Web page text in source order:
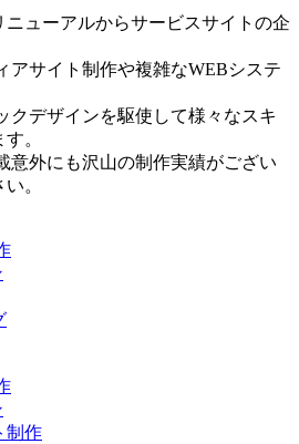
ニューアルからサービスサイトの企
アサイト制作や複雑なWEBシステ
クデザインを駆使して様々なスキ
。
意外にも沢山の制作実績がござい
。
制作